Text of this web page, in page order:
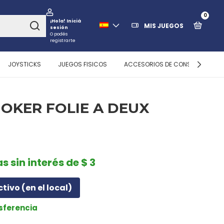
¡Hola! Iniciá
sesión
O podés
registrarte
MIS JUEGOS
0
JOYSTICKS JUEGOS FISICOS ACCESORIOS DE CONSOLAS
FOLIE A DEUX
sin interés de $ 3
(en el local)